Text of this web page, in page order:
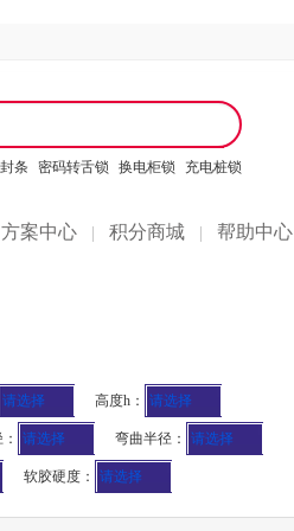
条 密码转舌锁 换电柜锁 充电桩锁
方案中心 积分商城 帮助中心
请选择 高度h： 请选择
请选择 弯曲半径： 请选择
软胶硬度： 请选择